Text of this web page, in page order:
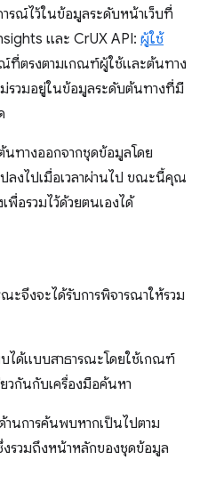
รณ์ไว้ในข้อมูลระดับหน้าเว็บที่
และ CrUX API: ผู้ใช้
ที่ตรงตามเกณฑ์ผู้ใช้และต้นทาง
รวมอยู่ในข้อมูลระดับต้นทางที่มี
นทางออกจากชุดข้อมูลโดย
ลงไปเมื่อเวลาผ่านไป ขณะนี้คุณ
พื่อรวมไว้ด้วยตนเองได้
ะจึงจะได้รับการพิจารณาให้รวม
ได้แบบสาธารณะโดยใช้เกณฑ์
วกันกับเครื่องมือค้นหา
นการค้นพบหากเป็นไปตาม
รวมถึงหน้าหลักของชุดข้อมูล